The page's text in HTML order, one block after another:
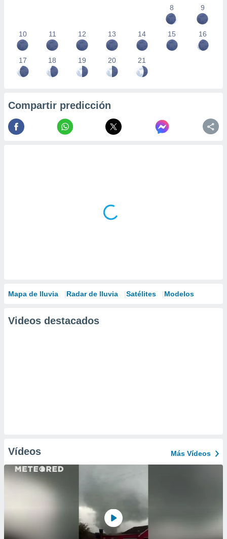
8
9
10 11 12 13 14 15 16
17 18 19 20 21
Compartir predicción
Mapa de lluvia Radar de lluvia Satélites Modelos
Videos destacados
Vídeos Más Vídeos